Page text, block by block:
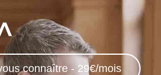
connaître - 29€/mois